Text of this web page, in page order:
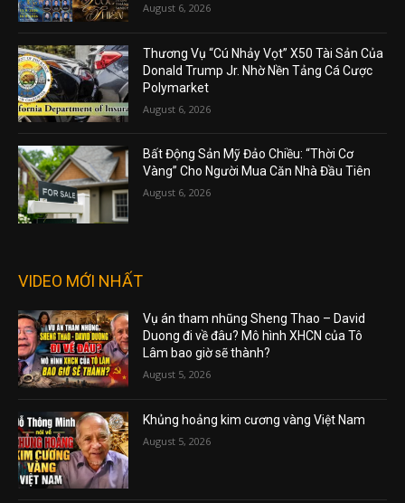
August 6, 2026
Thương Vụ “Cú Nhảy Vọt” X50 Tài Sản Của
Donald Trump Jr. Nhờ Nền Tảng Cá Cược
Polymarket
August 6, 2026
Bất Động Sản Mỹ Đảo Chiều: “Thời Cơ
Vàng” Cho Người Mua Căn Nhà Đầu Tiên
August 6, 2026
VIDEO MỚI NHẤT
Vụ án tham nhũng Sheng Thao – David
Duong đi về đâu? Mô hình XHCN của Tô
Lâm bao giờ sẽ thành?
August 5, 2026
Khủng hoảng kim cương vàng Việt Nam
August 5, 2026